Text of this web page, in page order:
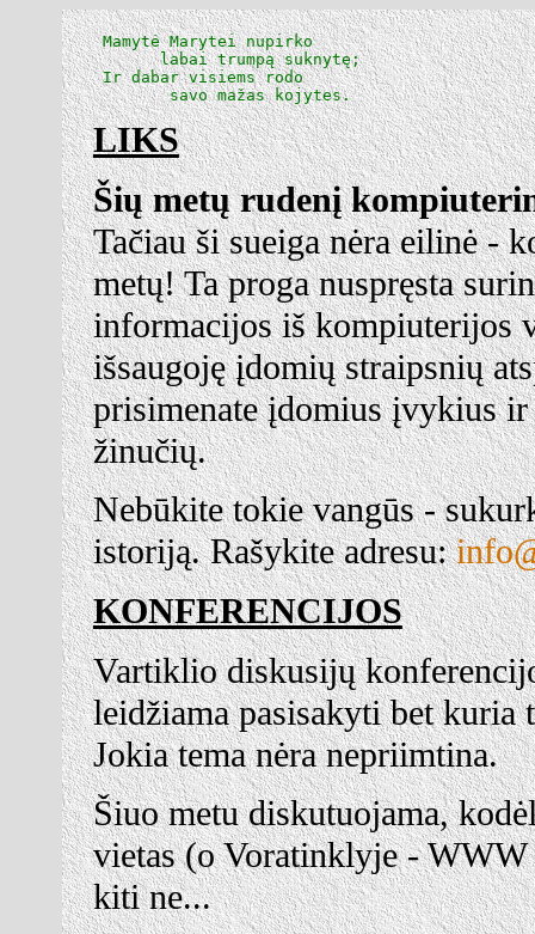
Mamytė Marytei nupirko
       labai trumpą suknytę;
Ir dabar visiems rodo
        savo mažas kojytes.
LIKS
Šių metų rudenį
Tačiau ši sueiga nėra eilinė -
metų! Ta proga nuspręsta
informacijos iš kompiuterijos
išsaugoję įdomių straipsnių
prisimenate įdomius įvykius
žinučių.
Nebūkite tokie vangūs -
istoriją. Rašykite adresu:
KONFERENCIJOS
Vartiklio diskusijų
leidžiama pasisakyti bet kuria
Jokia tema nėra nepriimtina.
Šiuo metu diskutuojama,
vietas (o Voratinklyje -
kiti ne...